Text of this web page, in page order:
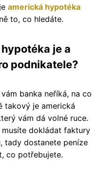
americká hypotéka
to, co hledáte.
je a
podnikatele?
banka neříká, na co
takový je americká
vám dá volné ruce.
dokládat faktury
tady dostanete peníze
co potřebujete.